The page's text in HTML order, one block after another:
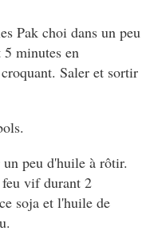
Pak choi dans un peu
minutes en
Saler et sortir
peu d'huile à rôtir.
vif durant 2
soja et l'huile de